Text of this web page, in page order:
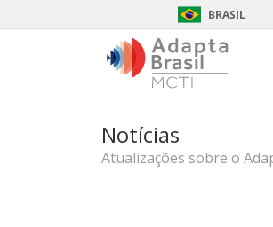
BRASIL
Notícias
Atualizações sobre o